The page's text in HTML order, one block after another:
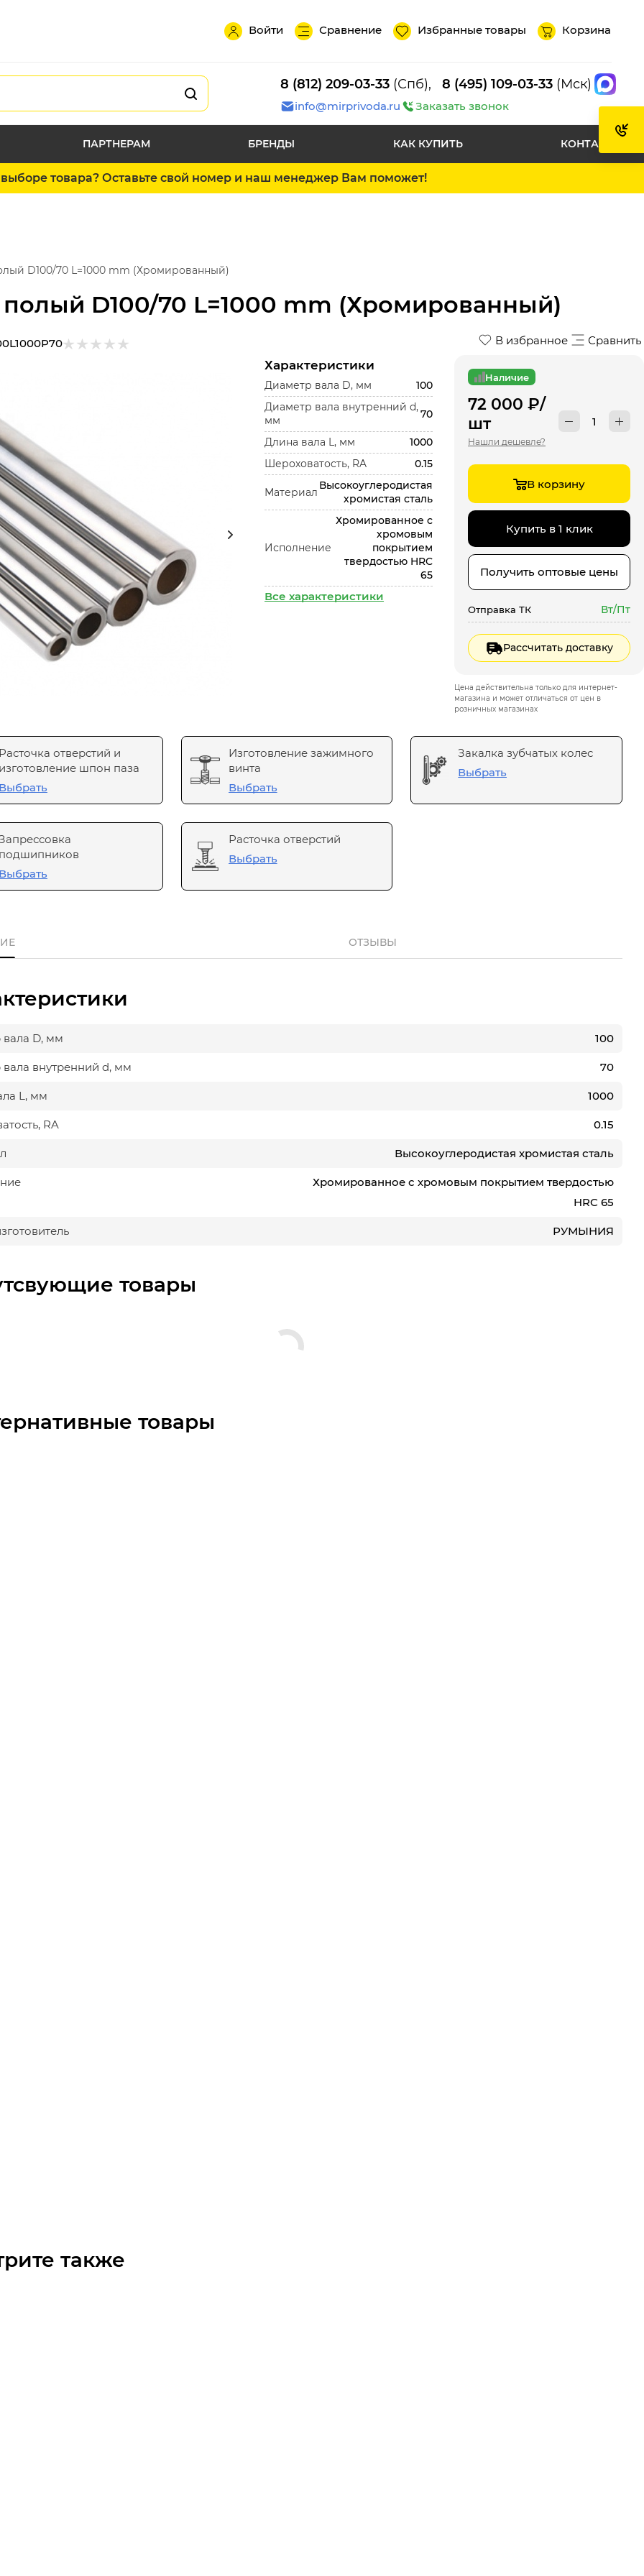
Войти Сравнение Избранные товары Корзина
8 (812) 209-03-33 (Спб), 8 (495) 109-03-33 (Мск)
info@mirprivoda.ru Заказать звонок
ПАРТНЕРАМ БРЕНДЫ КАК КУПИТЬ КОНТАКТЫ
товара? Оставьте свой номер и наш менеджер Вам поможет!
D100/70 L=1000 mm (Хромированный)
D100/70 L=1000 mm (Хромированный)
В избранное Сравнить
Характеристики
Диаметр вала D, мм
100
Диаметр вала внутренний d,
мм
70
Длина вала L, мм
1000
Шероховатость, RA
0.15
Материал
Высокоуглеродистая
хромистая сталь
Исполнение
Хромированное с
хромовым
покрытием
твердостью HRC
65
Все характеристики
Наличие
72 000 ₽/
шт
Нашли дешевле?
В корзину
Купить в 1 клик
Получить оптовые цены
Отправка ТК Вт/Пт
Рассчитать доставку
Цена действительна только для интернет-
магазина и может отличаться от цен в
розничных магазинах
отверстий и
шпон паза
Изготовление зажимного
винта
Выбрать
Закалка зубчатых колес
Выбрать
Расточка отверстий
Выбрать
ОТЗЫВЫ
D, мм 100
внутренний d, мм 70
L, мм 1000
RA 0.15
Высокоуглеродистая хромистая сталь
Хромированное с хромовым покрытием твердостью
HRC 65
РУМЫНИЯ
товары
товары
также